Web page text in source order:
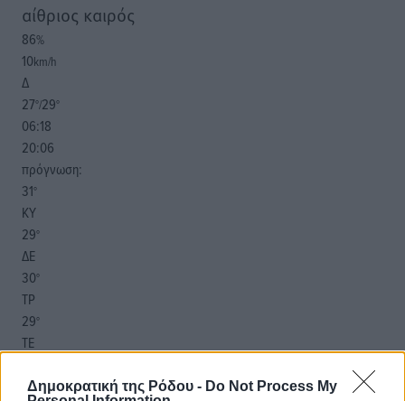
Δημοκρατική της Ρόδου - Do Not Process My
αίθριος καιρός
86%
10km/h
Δ
27°/29°
06:18
20:06
πρόγνωση:
31°
ΚΥ
29°
ΔΕ
30°
ΤΡ
29°
ΤΕ